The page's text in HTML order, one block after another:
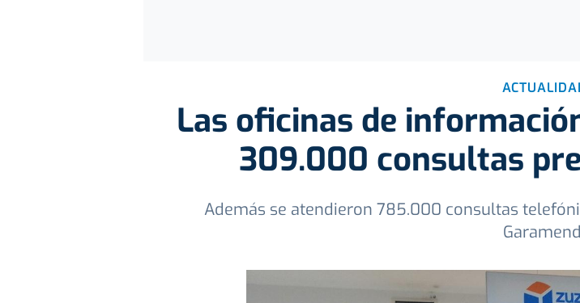
Las oficinas de
309.000 consultas
Además se atendieron 785.000 consultas